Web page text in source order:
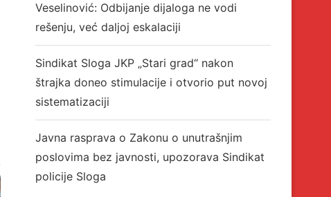
Veselinović: Odbijanje dijaloga ne vodi
rešenju, već daljoj eskalaciji
Sindikat Sloga JKP „Stari grad“ nakon
štrajka doneo stimulacije i otvorio put novoj
sistematizaciji
Javna rasprava o Zakonu o unutrašnjim
poslovima bez javnosti, upozorava Sindikat
policije Sloga